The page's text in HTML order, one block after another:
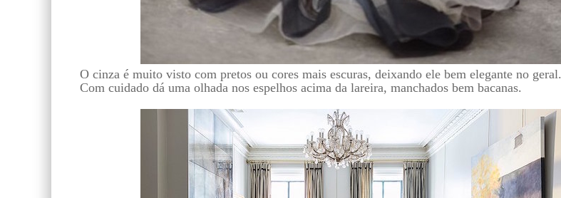
O cinza é muito visto com pretos ou cores mais escuras, deixando ele bem elegante no geral.
Com cuidado dá uma olhada nos espelhos acima da lareira, manchados bem bacanas.